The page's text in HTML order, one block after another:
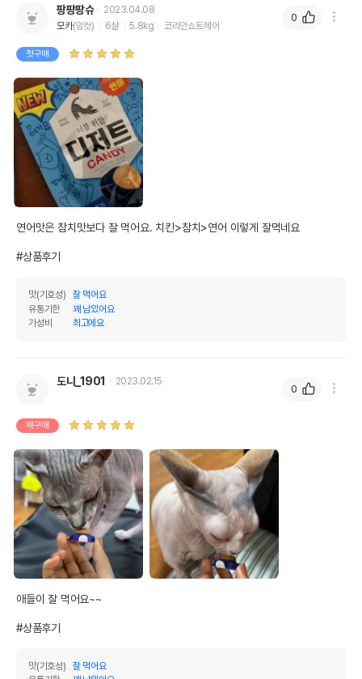
팡팡팡슈
2023.04.08
모카(암컷) 6살 5.8kg 코리안쇼트헤어
첫구매
연어맛은 참치맛보다 잘 먹어요. 치킨>참치>연어 이렇게 잘먹네요
#상품후기
맛(기호성)
잘 먹어요
유통기한
꽤 남았어요
가성비
최고에요
0
도니_1901 2023.02.15
재구매
애들이 잘 먹어요~~
#상품후기
맛(기호성)
잘 먹어요
0